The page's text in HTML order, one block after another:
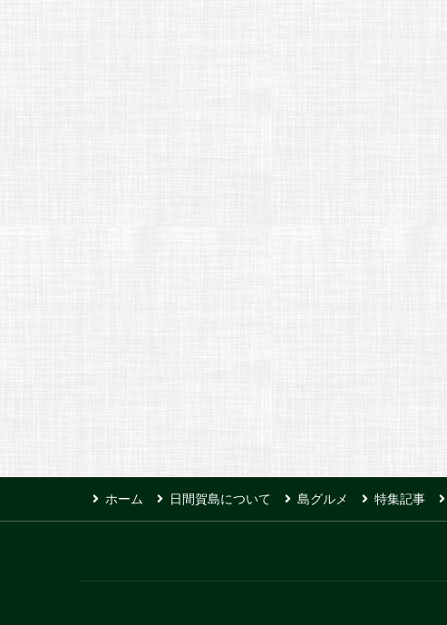
ホーム 日間賀島について 島グルメ 特集記事